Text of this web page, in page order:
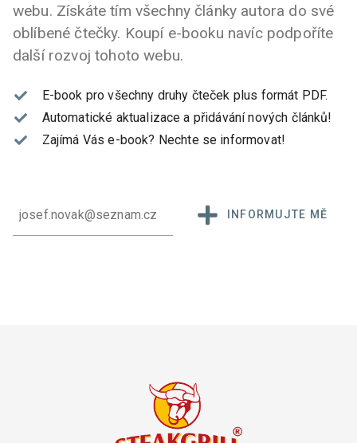
webu. Získáte tím všechny články autora do své
oblíbené čtečky. Koupí e-booku navíc podpoříte
další rozvoj tohoto webu.
E-book pro všechny druhy čteček plus formát PDF.
Automatické aktualizace a přidávání nových článků!
Zajímá Vás e-book? Nechte se informovat!
INFORMUJTE MĚ